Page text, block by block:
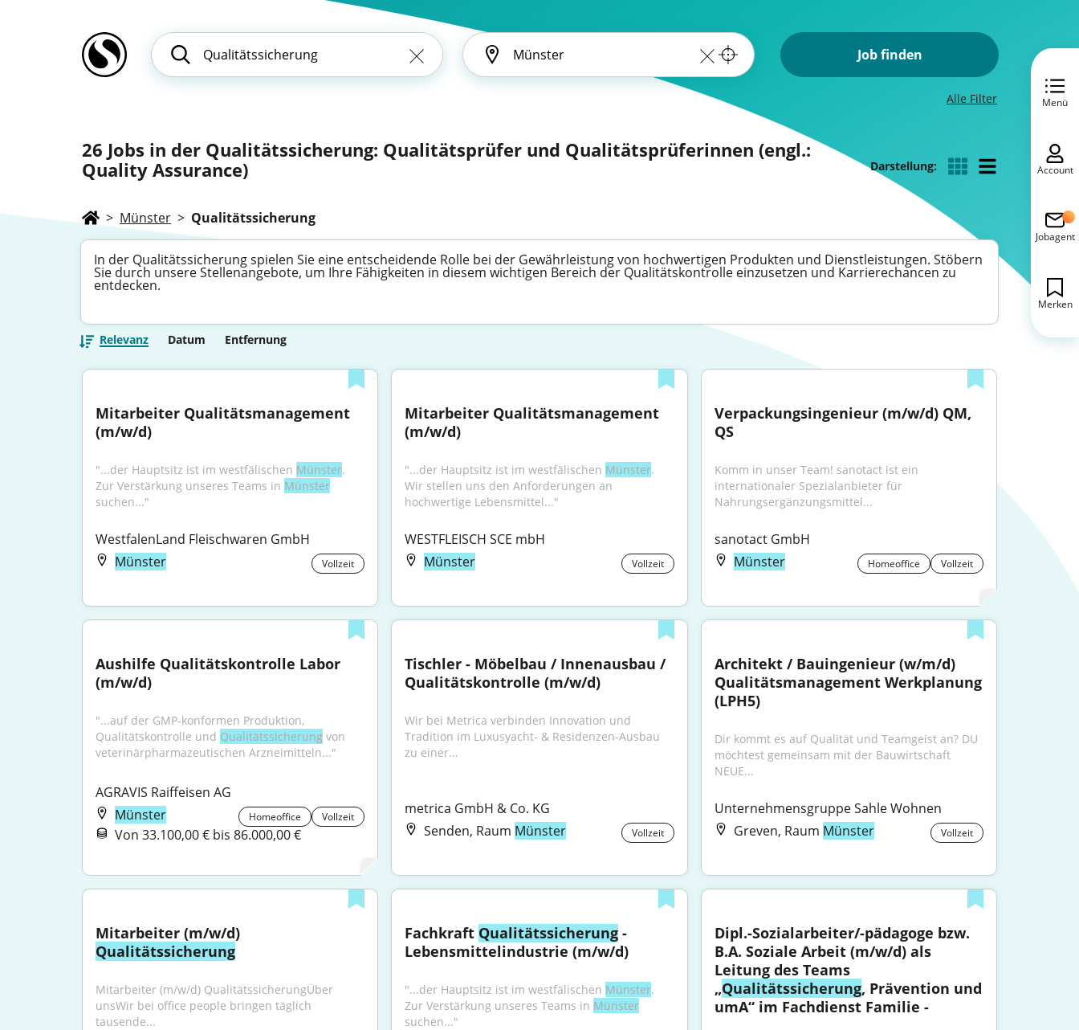
Job finden
Alle Filter
26 Jobs in der Qualitätssicherung: Qualitätsprüfer und Qualitätsprüferinnen (engl.:
Quality Assurance)
Darstellung:
> Münster > Qualitätssicherung
In der Qualitätssicherung spielen Sie eine entscheidende Rolle bei der Gewährleistung von hochwertigen Produkten und Dienstleistungen. Stöbern
Sie durch unsere Stellenangebote, um Ihre Fähigkeiten in diesem wichtigen Bereich der Qualitätskontrolle einzusetzen und Karrierechancen zu
entdecken.
Relevanz Datum Entfernung
Mitarbeiter Qualitätsmanagement
(m/w/d)
"...der Hauptsitz ist im westfälischen Münster.
Zur Verstärkung unseres Teams in Münster
suchen..."
WestfalenLand Fleischwaren GmbH
Münster
Vollzeit
Mitarbeiter Qualitätsmanagement
(m/w/d)
"...der Hauptsitz ist im westfälischen Münster.
Wir stellen uns den Anforderungen an
hochwertige Lebensmittel..."
WESTFLEISCH SCE mbH
Münster
Vollzeit
Verpackungsingenieur (m/w/d) QM,
QS
Komm in unser Team! sanotact ist ein
internationaler Spezialanbieter für
Nahrungsergänzungsmittel...
sanotact GmbH
Münster
Homeoffice Vollzeit
Aushilfe Qualitätskontrolle Labor
(m/w/d)
"...auf der GMP‑konformen Produktion,
Qualitätskontrolle und Qualitätssicherung von
veterinärpharmazeutischen Arzneimitteln..."
AGRAVIS Raiffeisen AG
Münster
Homeoffice Vollzeit
Von 33.100,00 € bis 86.000,00 €
Tischler - Möbelbau / Innenausbau /
Qualitätskontrolle (m/w/d)
Wir bei Metrica verbinden Innovation und
Tradition im Luxusyacht- & Residenzen-Ausbau
zu einer...
metrica GmbH & Co. KG
Senden, Raum Münster Vollzeit
Architekt / Bauingenieur (w/m/d)
Qualitätsmanagement Werkplanung
(LPH5)
Dir kommt es auf Qualität und Teamgeist an? DU
möchtest gemeinsam mit der Bauwirtschaft
NEUE...
Unternehmensgruppe Sahle Wohnen
Greven, Raum Münster Vollzeit
Qualitätssicherung
Mitarbeiter (m/w/d) QualitätssicherungÜber
unsWir bei office people bringen täglich
tausende...
Fachkraft Qualitätssicherung -
Lebensmittelindustrie (m/w/d)
"...der Hauptsitz ist im westfälischen Münster.
Zur Verstärkung unseres Teams in Münster
suchen..."
Dipl.-Sozialarbeiter/-pädagoge bzw.
B.A. Soziale Arbeit (m/w/d) als
Leitung des Teams
„Qualitätssicherung, Prävention und
umA“ im Fachdienst Familie -
Menü
Account
Jobagent
Merken